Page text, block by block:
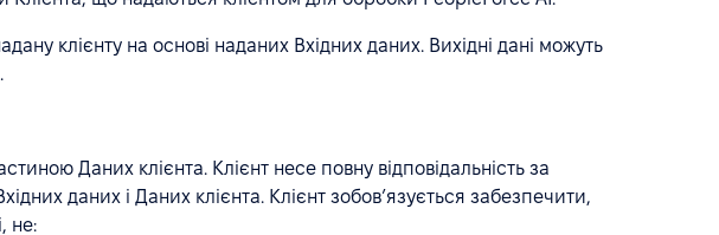
клієнту на основі наданих Вхідних даних. Вихідні дані можуть
Даних клієнта. Клієнт несе повну відповідальність за
даних і Даних клієнта. Клієнт зобов’язується забезпечити,
не: